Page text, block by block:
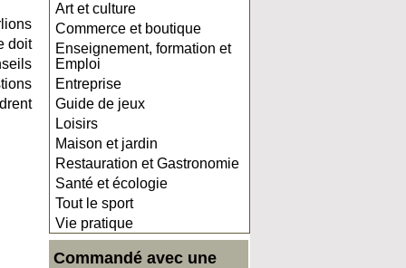
Art et culture
Commerce et boutique
Enseignement, formation et
Emploi
Entreprise
Guide de jeux
Loisirs
Maison et jardin
Restauration et Gastronomie
Santé et écologie
Tout le sport
Vie pratique
Commandé avec une
doit